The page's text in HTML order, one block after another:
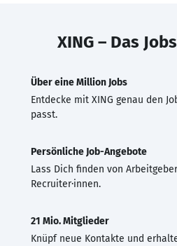
XING – Das
Über eine Million Jobs
Entdecke mit XING genau den
passt.
Persönliche Job-Angebote
Lass Dich finden von
Recruiter·innen.
21 Mio. Mitglieder
Knüpf neue Kontakte und